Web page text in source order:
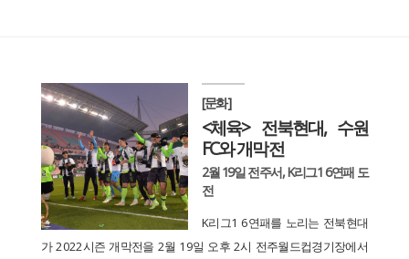
[문화]
<체육> 전북현대, 수원
FC와 개막전
2월 19일 전주서, K리그1 6연패 도
전
K리그1 6연패를 노리는 전북현대
가 2022시즌 개막전을 2월 19일 오후 2시 전주월드컵경기장에서